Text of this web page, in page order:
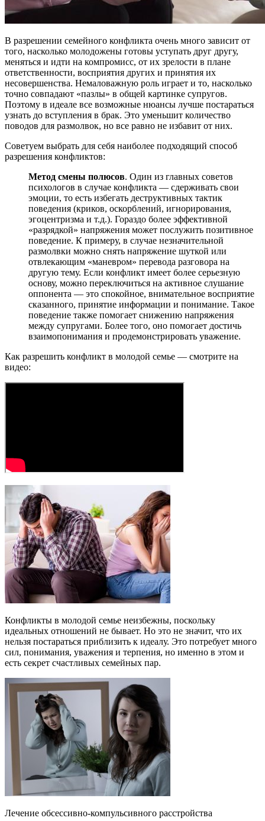
В разрешении семейного конфликта очень много зависит от
того, насколько молодожены готовы уступать друг другу,
меняться и идти на компромисс, от их зрелости в плане
ответственности, восприятия других и принятия их
несовершенства. Немаловажную роль играет и то, насколько
точно совпадают «пазлы» в общей картинке супругов.
Поэтому в идеале все возможные нюансы лучше постараться
узнать до вступления в брак. Это уменьшит количество
поводов для размолвок, но все равно не избавит от них.
Советуем выбрать для себя наиболее подходящий способ
разрешения конфликтов:
Метод смены полюсов. Один из главных советов
психологов в случае конфликта — сдерживать свои
эмоции, то есть избегать деструктивных тактик
поведения (криков, оскорблений, игнорирования,
эгоцентризма и т.д.). Гораздо более эффективной
«разрядкой» напряжения может послужить позитивное
поведение. К примеру, в случае незначительной
размолвки можно снять напряжение шуткой или
отвлекающим «маневром» перевода разговора на
другую тему. Если конфликт имеет более серьезную
основу, можно переключиться на активное слушание
оппонента — это спокойное, внимательное восприятие
сказанного, принятие информации и понимание. Такое
поведение также помогает снижению напряжения
между супругами. Более того, оно помогает достичь
взаимопонимания и продемонстрировать уважение.
Как разрешить конфликт в молодой семье — смотрите на
видео:
Конфликты в молодой семье неизбежны, поскольку
идеальных отношений не бывает. Но это не значит, что их
нельзя постараться приблизить к идеалу. Это потребует много
сил, понимания, уважения и терпения, но именно в этом и
есть секрет счастливых семейных пар.
Лечение обсессивно-компульсивного расстройства